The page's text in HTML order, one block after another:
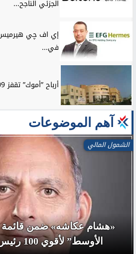
الجزئي الناجح...
إي اف چي
في...
أرباح ”أموك” تقفز 109% إلى 1.9 مليار جنيه...
آهم الموضوعات
الشمول المالي
«هشام عكاشه» ضمن
الأوسط” لأقوي 100 رئيس تنفيذي في...